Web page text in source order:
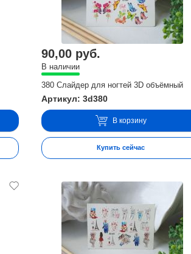
90,00 руб.
В наличии
380 Слайдер для ногтей 3D объёмный
Артикул: 3d380
В корзину
Купить сейчас